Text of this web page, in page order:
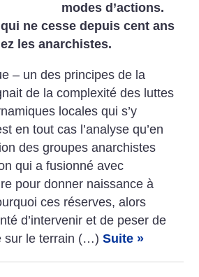
modes d’actions.
ne cesse depuis cent ans
les anarchistes.
– un des principes de la
de la complexité des luttes
locales qui s’y
en tout cas l’analyse qu’en
des groupes anarchistes
qui a fusionné avec
pour donner naissance à
ces réserves, alors
d’intervenir et de peser de
sur le terrain (…)Suite »